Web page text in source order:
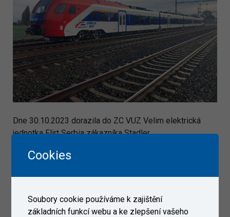
Dne 30.10.2023 dorazila do ZC VUZ Velim elektrická
jednotka Flirt Serbia zákazníka Stadler.
Cookies
Soubory cookie používáme k zajištění
základních funkcí webu a ke zlepšení vašeho